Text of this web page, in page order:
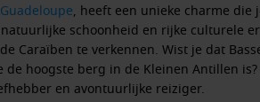
Guadeloupe, heeft een unieke charme die
schoonheid en rijke culturele
Caraïben te verkennen. Wist je dat
de hoogste berg in de Kleinen Antillen
en avontuurlijke reiziger.